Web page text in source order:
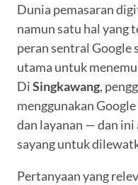
Dunia pemasaran
namun satu hal yang
peran sentral Google
utama untuk
DiSingkawang,
menggunakan
dan layanan — dan ini
sayang untuk
Pertanyaan yang